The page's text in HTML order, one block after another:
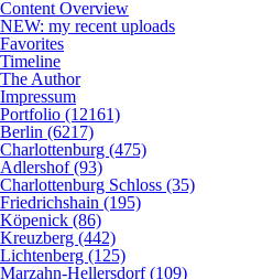
Content Overview
NEW: my recent uploads
Favorites
Timeline
The Author
Impressum
Portfolio (12161)
Berlin (6217)
Charlottenburg (475)
Adlershof (93)
Charlottenburg Schloss (35)
Friedrichshain (195)
Köpenick (86)
Kreuzberg (442)
Lichtenberg (125)
Marzahn-Hellersdorf (109)